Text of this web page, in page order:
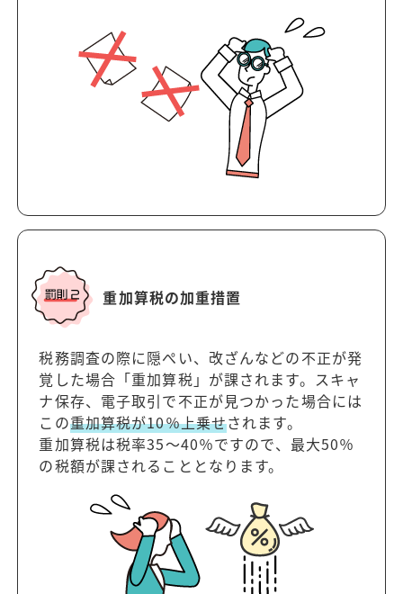
重加算税の加重措置
税務調査の際に隠ぺい、改ざんなどの不正が発
覚した場合「重加算税」が課されます。スキャ
ナ保存、電子取引で不正が見つかった場合には
この重加算税が10％上乗せされます。
重加算税は税率35～40％ですので、最大50％
の税額が課されることとなります。